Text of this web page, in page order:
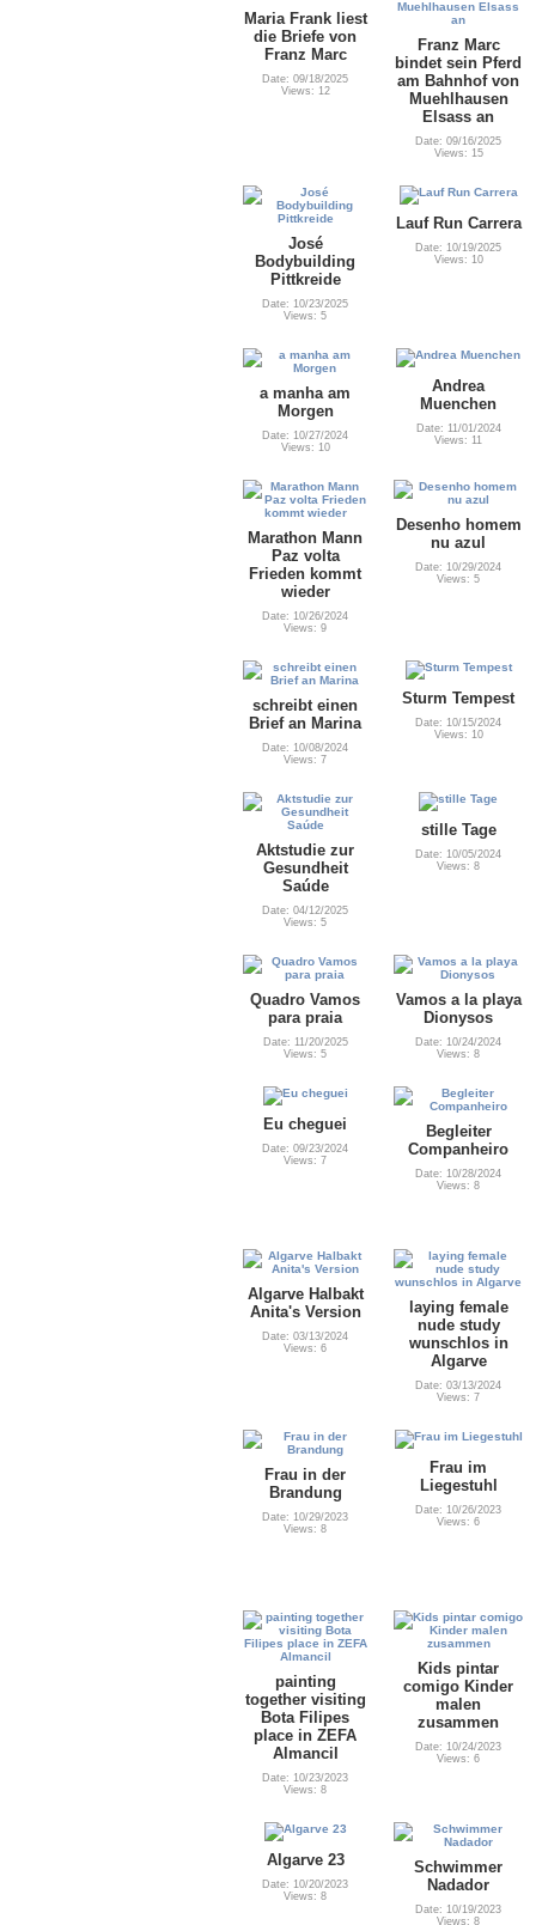
Maria Frank liest
die Briefe von
Franz Marc
Date: 09/18/2025
Views: 12
Franz Marc
bindet sein Pferd
am Bahnhof von
Muehlhausen
Elsass an
Date: 09/16/2025
Views: 15
José
Bodybuilding
Pittkreide
Date: 10/23/2025
Views: 5
Lauf Run Carrera
Date: 10/19/2025
Views: 10
a manha am
Morgen
Date: 10/27/2024
Views: 10
Andrea
Muenchen
Date: 11/01/2024
Views: 11
Marathon Mann
Paz volta
Frieden kommt
wieder
Date: 10/26/2024
Views: 9
Desenho homem
nu azul
Date: 10/29/2024
Views: 5
schreibt einen
Brief an Marina
Date: 10/08/2024
Views: 7
Sturm Tempest
Date: 10/15/2024
Views: 10
Aktstudie zur
Gesundheit
Saúde
Date: 04/12/2025
Views: 5
stille Tage
Date: 10/05/2024
Views: 8
Quadro Vamos
para praia
Date: 11/20/2025
Views: 5
Vamos a la playa
Dionysos
Date: 10/24/2024
Views: 8
Eu cheguei
Date: 09/23/2024
Views: 7
Begleiter
Companheiro
Date: 10/28/2024
Views: 8
Algarve Halbakt
Anita's Version
Date: 03/13/2024
Views: 6
laying female
nude study
wunschlos in
Algarve
Date: 03/13/2024
Views: 7
Frau in der
Brandung
Date: 10/29/2023
Views: 8
Frau im
Liegestuhl
Date: 10/26/2023
Views: 6
painting
together visiting
Bota Filipes
place in ZEFA
Almancil
Date: 10/23/2023
Views: 8
Kids pintar
comigo Kinder
malen
zusammen
Date: 10/24/2023
Views: 6
Algarve 23
Date: 10/20/2023
Views: 8
Schwimmer
Nadador
Date: 10/19/2023
Views: 8